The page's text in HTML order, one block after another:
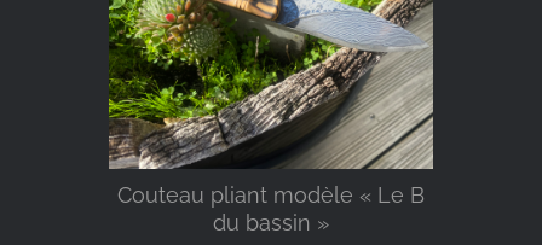
DÉTAILS
Couteau pliant modèle « Le B
du bassin »